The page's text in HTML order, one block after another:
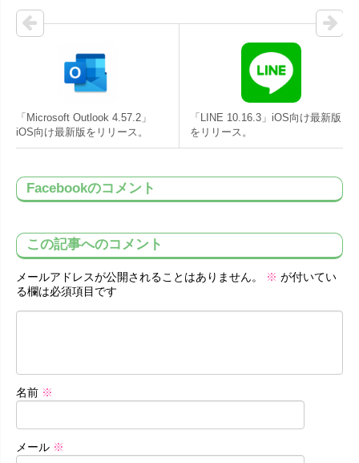
「Microsoft Outlook 4.57.2」
iOS向け最新版をリリース。
「LINE 10.16.3」iOS向け最新版
をリリース。
Facebookのコメント
この記事へのコメント
メールアドレスが公開されることはありません。 ※ が付いてい
る欄は必須項目です
名前 ※
メール ※